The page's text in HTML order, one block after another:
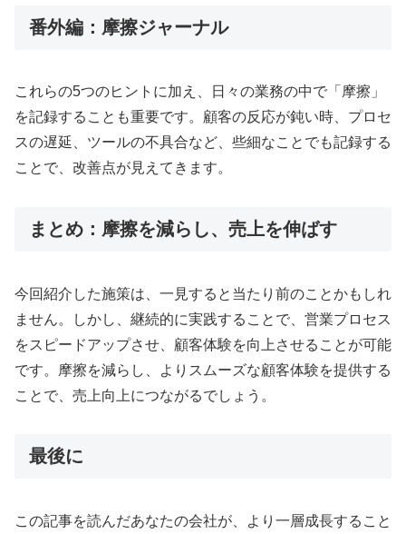
番外編：摩擦ジャーナル
これらの5つのヒントに加え、日々の業務の中で「摩擦」
を記録することも重要です。顧客の反応が鈍い時、プロセ
スの遅延、ツールの不具合など、些細なことでも記録する
ことで、改善点が見えてきます。
まとめ：摩擦を減らし、売上を伸ばす
今回紹介した施策は、一見すると当たり前のことかもしれ
ません。しかし、継続的に実践することで、営業プロセス
をスピードアップさせ、顧客体験を向上させることが可能
です。摩擦を減らし、よりスムーズな顧客体験を提供する
ことで、売上向上につながるでしょう 。
最後に
この記事を読んだあなたの会社が、より一層成長すること